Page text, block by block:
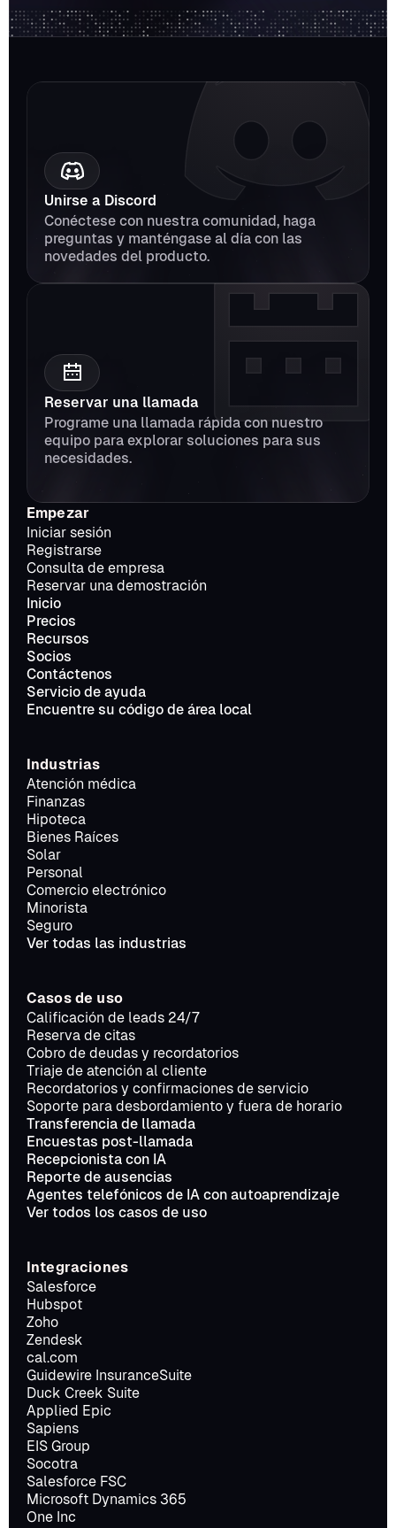
Unirse a Discord
Conéctese con nuestra comunidad, haga
preguntas y manténgase al día con las
novedades del producto.
Reservar una llamada
Programe una llamada rápida con nuestro
equipo para explorar soluciones para sus
necesidades.
Empezar
Iniciar sesión
Registrarse
Consulta de empresa
Reservar una demostración
Inicio
Precios
Recursos
Socios
Contáctenos
Servicio de ayuda
Encuentre su código de área local
Industrias
Atención médica
Finanzas
Hipoteca
Bienes Raíces
Solar
Personal
Comercio electrónico
Minorista
Seguro
Ver todas las industrias
Casos de uso
Calificación de leads 24/7
Reserva de citas
Cobro de deudas y recordatorios
Triaje de atención al cliente
Recordatorios y confirmaciones de servicio
Soporte para desbordamiento y fuera de horario
Transferencia de llamada
Encuestas post-llamada
Recepcionista con IA
Reporte de ausencias
Agentes telefónicos de IA con autoaprendizaje
Ver todos los casos de uso
Integraciones
Salesforce
Hubspot
Zoho
Zendesk
cal.com
Guidewire InsuranceSuite
Duck Creek Suite
Applied Epic
Sapiens
EIS Group
Socotra
Salesforce FSC
Microsoft Dynamics 365
One Inc